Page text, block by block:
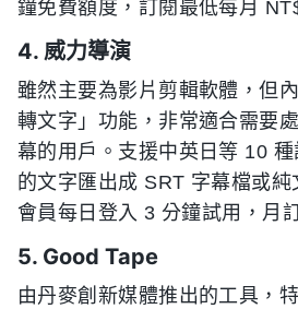
鐘免費額度，訂閱最低每月
4. 威力導演
雖然主要為影片剪輯軟體，但
轉文字」功能，非常適合需要
幕的用戶。支援中英日等 10
的文字匯出成 SRT 字幕檔或
會員每日登入 3 分鐘試用，月
5. Good Tape
由丹麥創新媒體推出的工具，